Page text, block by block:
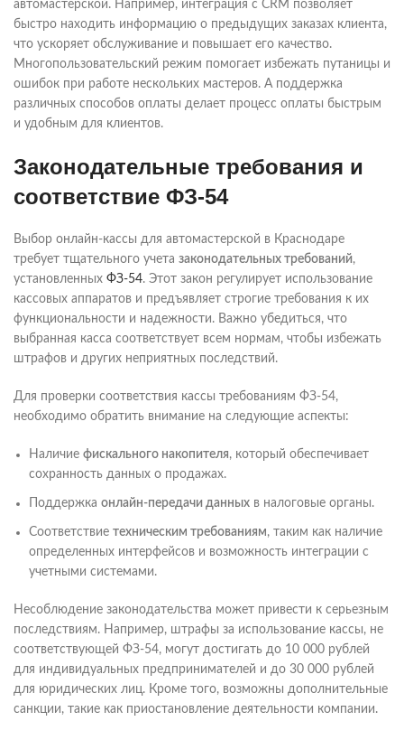
автомастерской. Например, интеграция с CRM позволяет
быстро находить информацию о предыдущих заказах клиента,
что ускоряет обслуживание и повышает его качество.
Многопользовательский режим помогает избежать путаницы и
ошибок при работе нескольких мастеров. А поддержка
различных способов оплаты делает процесс оплаты быстрым
и удобным для клиентов.
Законодательные требования и
соответствие ФЗ-54
Выбор онлайн-кассы для автомастерской в Краснодаре
требует тщательного учета законодательных требований,
установленных ФЗ-54. Этот закон регулирует использование
кассовых аппаратов и предъявляет строгие требования к их
функциональности и надежности. Важно убедиться, что
выбранная касса соответствует всем нормам, чтобы избежать
штрафов и других неприятных последствий.
Для проверки соответствия кассы требованиям ФЗ-54,
необходимо обратить внимание на следующие аспекты:
Наличие фискального накопителя, который обеспечивает
сохранность данных о продажах.
Поддержка онлайн-передачи данных в налоговые органы.
Соответствие техническим требованиям, таким как наличие
определенных интерфейсов и возможность интеграции с
учетными системами.
Несоблюдение законодательства может привести к серьезным
последствиям. Например, штрафы за использование кассы, не
соответствующей ФЗ-54, могут достигать до 10 000 рублей
для индивидуальных предпринимателей и до 30 000 рублей
для юридических лиц. Кроме того, возможны дополнительные
санкции, такие как приостановление деятельности компании.